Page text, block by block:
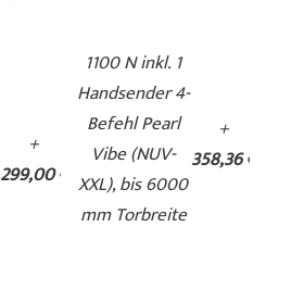
+
299,00 €
1100 N inkl. 1
Handsender 4-
Befehl Pearl
Vibe (NUV-
XXL), bis 6000
mm Torbreite
+
358,36 €